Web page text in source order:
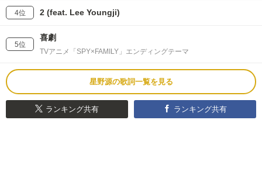
4位 2 (feat. Lee Youngji)
5位
喜劇
TVアニメ「SPY×FAMILY」エンディングテーマ
星野源の歌詞一覧を見る
ランキング共有 ランキング共有